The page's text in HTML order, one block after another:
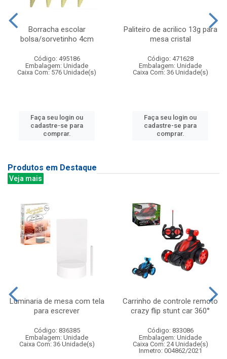
Borracha escolar
bolsa/sorvetinho 4cm
Código: 495186
Embalagem: Unidade
Caixa Com: 576 Unidade(s)
Faça seu login ou
cadastre-se para
comprar.
Paliteiro de acrilico 13g para
mesa cristal
Código: 471628
Embalagem: Unidade
Caixa Com: 36 Unidade(s)
Faça seu login ou
cadastre-se para
comprar.
Produtos em Destaque
Veja mais
Luminaria de mesa com tela
para escrever
Código: 836385
Embalagem: Unidade
Caixa Com: 36 Unidade(s)
Carrinho de controle remoto
crazy flip stunt car 360°
Código: 833086
Embalagem: Unidade
Caixa Com: 24 Unidade(s)
Inmetro: 004862/2021